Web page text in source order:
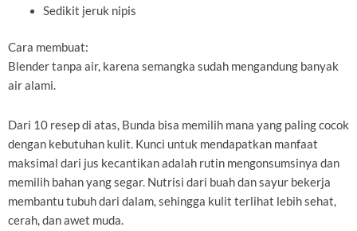
Sedikit jeruk nipis
Cara membuat:
Blender tanpa air, karena semangka sudah mengandung banyak
air alami.
Dari 10 resep di atas, Bunda bisa memilih mana yang paling cocok
dengan kebutuhan kulit. Kunci untuk mendapatkan manfaat
maksimal dari jus kecantikan adalah rutin mengonsumsinya dan
memilih bahan yang segar. Nutrisi dari buah dan sayur bekerja
membantu tubuh dari dalam, sehingga kulit terlihat lebih sehat,
cerah, dan awet muda.